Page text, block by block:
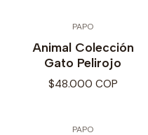
PAPO
Animal Colección
Gato Pelirojo
$48.000 COP
PAPO